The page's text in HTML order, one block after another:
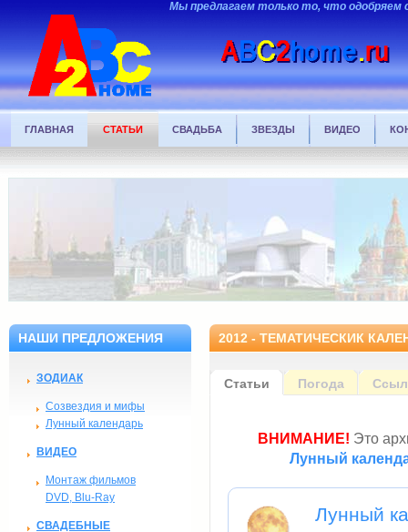
Мы предлагаем только то, что одобряем
ГЛАВНАЯ СТАТЬИ СВАДЬБА ЗВЕЗДЫ ВИДЕО
НАШИ ПРЕДЛОЖЕНИЯ
ЗОДИАК
Созвездия и мифы
Лунный календарь
ВИДЕО
Монтаж фильмов
DVD, Blu-Ray
СВАДЕБНЫЕ
2012 - ТЕМАТИЧЕСКИК
Статьи Погода
ВНИМАНИЕ! Это
Лунный
Лунный